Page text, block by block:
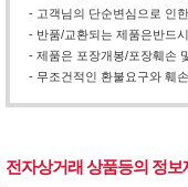
- 고객님의 단순변심으로 인
- 반품/교환되는 제품은반드
- 제품은 포장개봉/포장훼손
- 무조건적인 환불요구와 훼
전자상거래 상품등의 정보